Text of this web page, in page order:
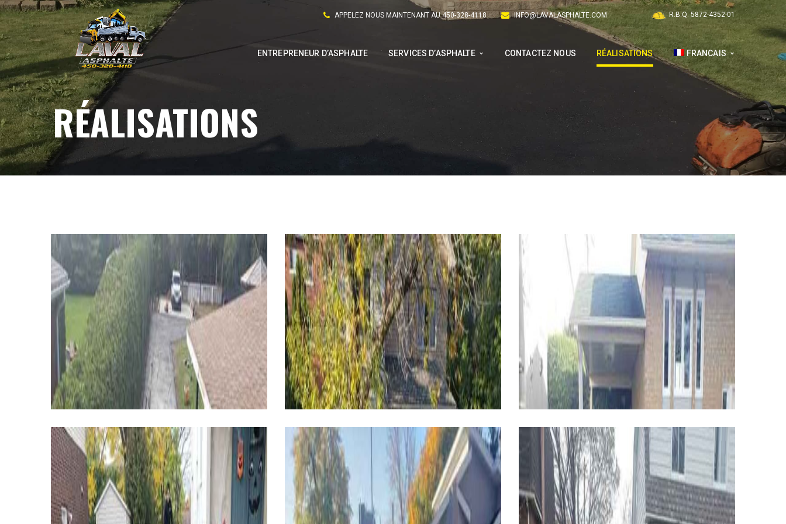
APPELEZ NOUS MAINTENANT AU 450-328-4118 INFO@LAVALASPHALTE.COM R.B.Q. 5872-4352-01
ENTREPRENEUR D’ASPHALTE SERVICES D’ASPHALTE CONTACTEZ NOUS RÉALISATIONS FRANCAIS
RÉALISATIONS
ASPHALTE ASPHALTE
ASPHALTE ASPHALTE ASPHALTE, EXCAVATION